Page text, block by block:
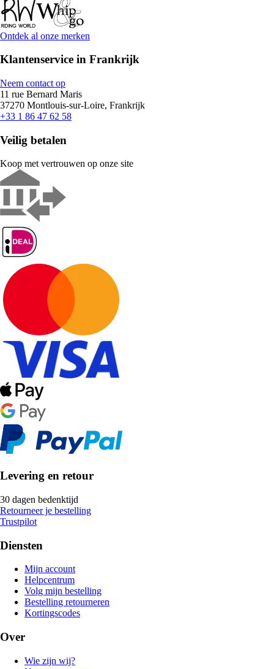
Ontdek al onze merken
Klantenservice in Frankrijk
Neem contact op
11 rue Bernard Maris
37270 Montlouis-sur-Loire, Frankrijk
+33 1 86 47 62 58
Veilig betalen
Koop met vertrouwen op onze site
Levering en retour
30 dagen bedenktijd
Retourneer je bestelling
Trustpilot
Diensten
Mijn account
Helpcentrum
Volg mijn bestelling
Bestelling retourneren
Kortingscodes
Over
Wie zijn wij?